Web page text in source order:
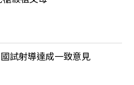
試射導達成一致意見